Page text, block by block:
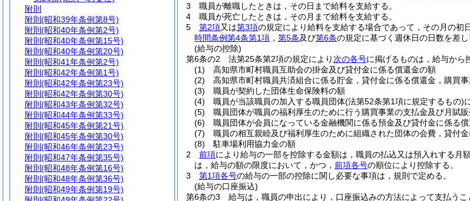
3
職員が離職したときは，その日まで給料を支給する。
4
職員が死亡したときは，その月まで給料を支給する。
5
第2項又は第3項の規定により給料を支給する場合であって，その月の
時間条例第4条第1項 ， 第5条及び第6条の規定に基づく週休日の日数を差
(給与の控除)
第6条の2
法第25条第2項の規定により 次の各号に掲げるものは，給与から
(1)
高知県市町村職員互助会の掛金及び貸付金に係る償還金の額
(2)
高知県市町村職員共済組合に係る貯金，貸付金に係る償還金，購買
(3)
職員が契約した団体生命保険料の額
(4)
職員が当該職員の加入する職員団体(法第52条第1項に規定するもの)
(5)
職員団体が職員の福利厚生のために行う購買事業の支払金及び月賦
(6)
職員団体が会員になっている金融機関に係る預金及び貸付金に係る
(7)
職員の相互親睦及び福利厚生のために組織された団体の会費，貸付
(8)
駐車場利用協力金の額
2
前項により給与の一部を控除する金額は，職員の払込又は預入れする月
は，給与の額の限度において，かつ， 前項各号の順位により控除する。
3
第1項各号の給与の一部の控除に関し必要な事項は，規則で定める。
(給与の口座振込)
第6条の3
給与は，職員の申出により，口座振込みの方法によって支払うこ
附則
附則 (昭和39年条例第8号)
附則 (昭和40年条例第2号)
附則 (昭和40年条例第15号)
附則 (昭和40年条例第20号)
附則 (昭和41年条例第2号)
附則 (昭和42年条例第1号)
附則 (昭和42年条例第23号)
附則 (昭和42年条例第30号)
附則 (昭和43年条例第32号)
附則 (昭和44年条例第33号)
附則 (昭和45年条例第21号)
附則 (昭和45年条例第30号)
附則 (昭和46年条例第23号)
附則 (昭和47年条例第35号)
附則 (昭和48年条例第16号)
附則 (昭和48年条例第36号)
附則 (昭和49年条例第19号)